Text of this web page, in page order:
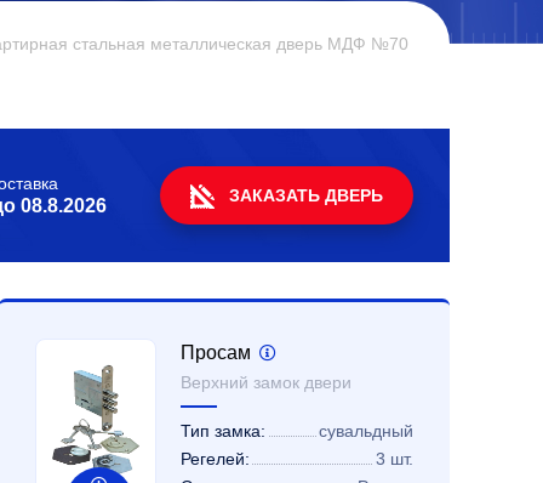
стальная металлическая дверь МДФ №70
08.8.2026 ЗАКАЗАТЬ ДВЕРЬ
Просам
Верхний замок двери
Тип замка:
сувальдный
Регелей:
3 шт.